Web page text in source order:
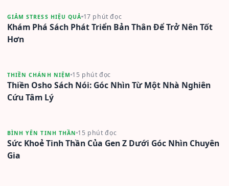
GIẢM STRESS HIỆU QUẢ 17 phút đọc
Khám Phá Sách Phát Triển Bản Thân Để Trở Nên Tốt
Hơn
THIỀN CHÁNH NIỆM 15 phút đọc
Thiền Osho Sách Nói: Góc Nhìn Từ Một Nhà Nghiên
Cứu Tâm Lý
BÌNH YÊN TINH THẦN 15 phút đọc
Sức Khoẻ Tinh Thần Của Gen Z Dưới Góc Nhìn Chuyên
Gia